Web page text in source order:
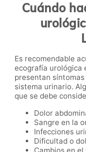
Cuándo
Es recomendable
ecografía urológica
presentan
sistema urinario.
que se debe
Dolor
Sangre en la
Infecciones
Dificultad o
Cambios en